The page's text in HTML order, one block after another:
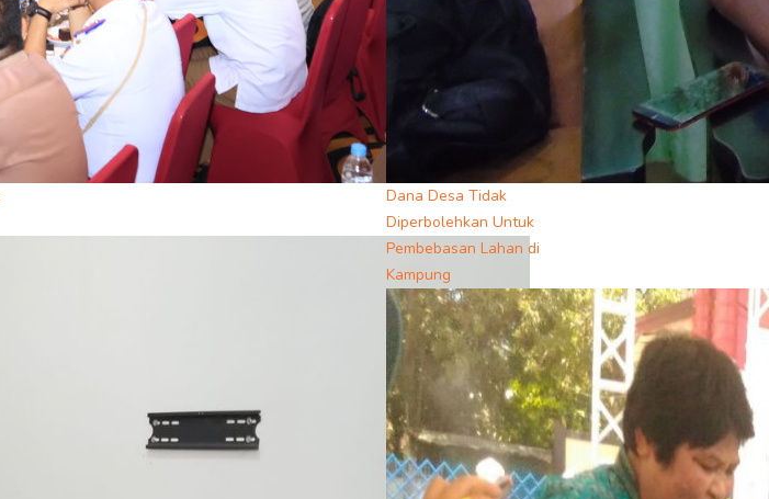
Dana Desa Tidak
Diperbolehkan Untuk
Pembebasan Lahan di
Kampung